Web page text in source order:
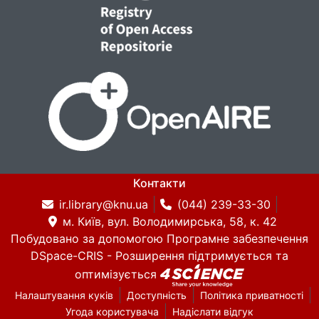
Контакти
ir.library@knu.ua
(044) 239-33-30
м. Київ, вул. Володимирська, 58, к. 42
Побудовано за допомогою Програмне забезпечення
DSpace-CRIS - Розширення підтримується та
оптимізується
Налаштування куків Доступність
Політика приватності
Угода користувача
Надіслати відгук